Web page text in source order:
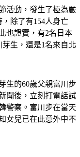
活動，發生了極為嚴
除了有154人身亡
也證實，有2名日本
生，還是1名來自北
生的60歲父親富川步
聞後，立刻打電話試
警察。富川步在當天
女兒已在此意外中不